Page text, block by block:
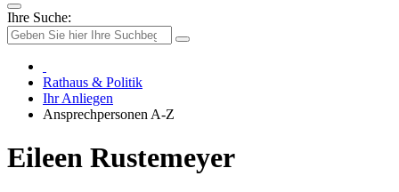
Ihre Suche:
Rathaus & Politik
Ihr Anliegen
Ansprechpersonen A-Z
Eileen Rustemeyer